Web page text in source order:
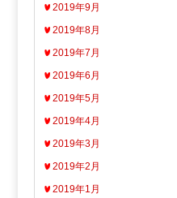
2019年9月
2019年8月
2019年7月
2019年6月
2019年5月
2019年4月
2019年3月
2019年2月
2019年1月